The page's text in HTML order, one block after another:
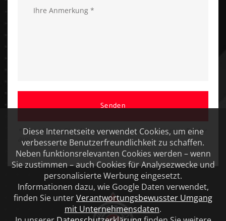
Senden
* Bitte füllen Sie alle mit einem Stern markierten Felder
aus
Diese Internetseite verwendet Cookies, um eine
verbesserte Benutzerfreundlichkeit zu schaffen.
Neben funktionsrelevanten Cookies werden – wenn
Sie zustimmen – auch Cookies für Analysezwecke und
personalisierte Werbung eingesetzt.
Informationen dazu, wie Google Daten verwendet,
finden Sie unterVerantwortungsbewusster Umgang
mit Unternehmensdaten.